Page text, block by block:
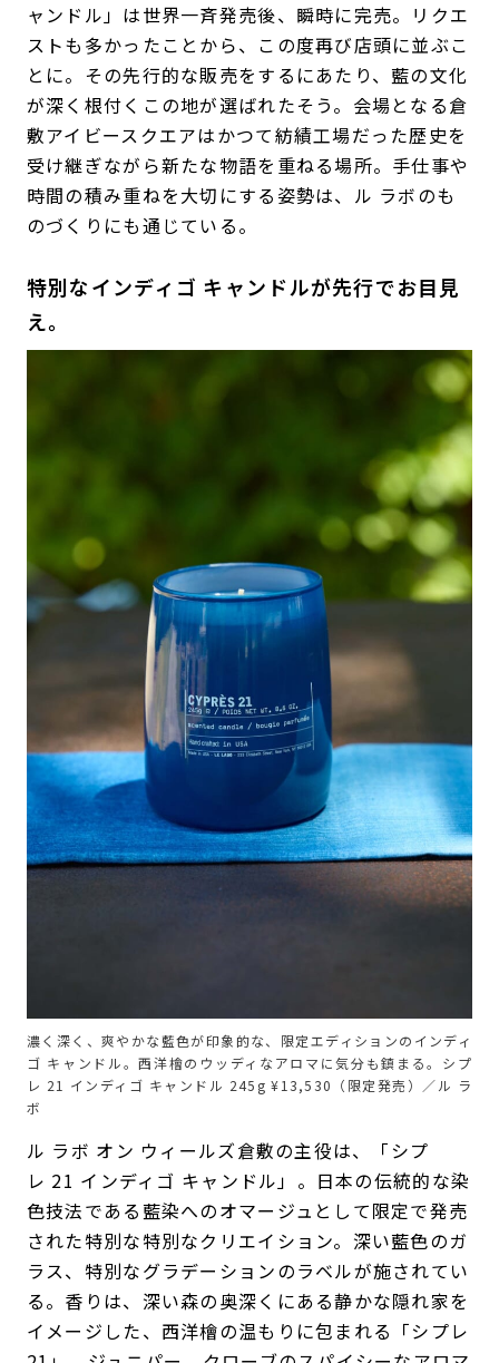
ャンドル」は世界一斉発売後、瞬時に完売。リクエ
ストも多かったことから、この度再び店頭に並ぶこ
とに。その先行的な販売をするにあたり、藍の文化
が深く根付くこの地が選ばれたそう。会場となる倉
敷アイビースクエアはかつて紡績工場だった歴史を
受け継ぎながら新たな物語を重ねる場所。手仕事や
時間の積み重ねを大切にする姿勢は、ル ラボのも
のづくりにも通じている。
特別なインディゴ キャンドルが先行でお目見
え。
濃く深く、爽やかな藍色が印象的な、限定エディションのインディ
ゴ キャンドル。西洋檜のウッディなアロマに気分も鎮まる。シプ
レ 21 インディゴ キャンドル 245g ¥13,530（限定発売）／ル ラ
ボ
ル ラボ オン ウィールズ倉敷の主役は、「シプ
レ 21 インディゴ キャンドル」。日本の伝統的な染
色技法である藍染へのオマージュとして限定で発売
された特別な特別なクリエイション。深い藍色のガ
ラス、特別なグラデーションのラベルが施されてい
る。香りは、深い森の奥深くにある静かな隠れ家を
イメージした、西洋檜の温もりに包まれる「シプレ